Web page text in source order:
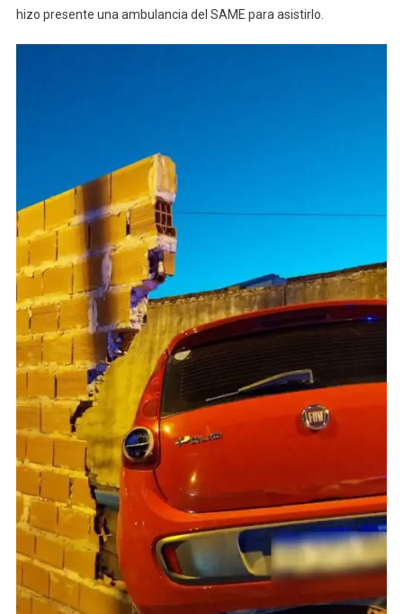
hizo presente una ambulancia del SAME para asistirlo.